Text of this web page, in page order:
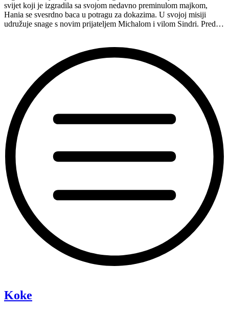
svijet koji je izgradila sa svojom nedavno preminulom majkom,
Hania se svesrdno baca u potragu za dokazima. U svojoj misiji
udružuje snage s novim prijateljem Michalom i vilom Sindri. Pred…
Koke